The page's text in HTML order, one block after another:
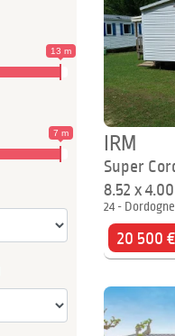
13 m
7 m IRM
Super
8.52 x
24 - Dordogne
20 500 €